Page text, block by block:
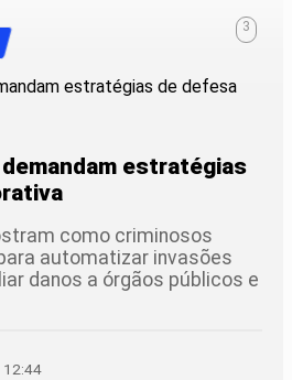
3
estratégias
como criminosos
automatizar invasões
danos a órgãos públicos e